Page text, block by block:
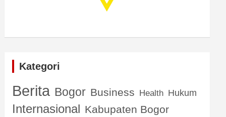
Kategori
Berita Bogor Business Health Hukum
Internasional Kabupaten Bogor